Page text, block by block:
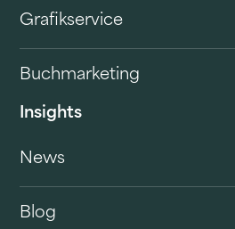
Grafikservice
Buchmarketing
Insights
News
Blog